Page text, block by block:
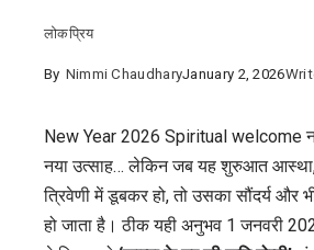
लोकप्रिय
By Nimmi ChaudharyJanuary 2, 2026
New Year 2026 Spiritual welcome
नया उत्साह… लेकिन जब यह शुरुआत आस्था,
त्रिवेणी में डूबकर हो, तो उसका सौंदर्य और
हो जाता है। ठीक यही अनुभव 1 जनवरी